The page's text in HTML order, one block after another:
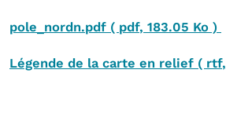
pole_nordn.pdf ( pdf, 183.05 Ko )
Légende de la carte en relief ( rtf,